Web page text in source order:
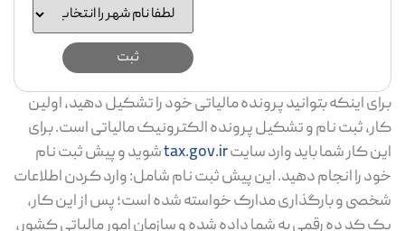
برای اینکه بتوانید پرونده مالیاتی خود را تشکیل دهید، اولین
کار، ثبت نام و تشکیل پرونده الکترونیک مالیاتی است. برای
این کار شما باید وارد سایتtax.gov.irشوید و پیش ثبت نام
خود را انجام دهید. این پیش ثبت نام شامل: وارد کردن اطلاعات
شخصی و بارگذاری مدارک خواسته شده است؛ پس از این کار،
یک کد ده رقمی به شما داده شده و سازمان امور مالیاتی کشور،